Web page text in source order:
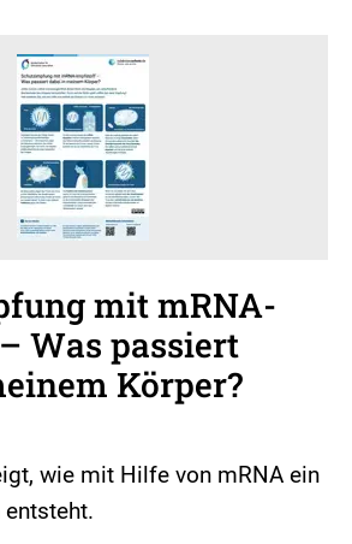
mit mRNA-
Was passiert
Körper?
wie mit Hilfe von mRNA ein
entsteht.